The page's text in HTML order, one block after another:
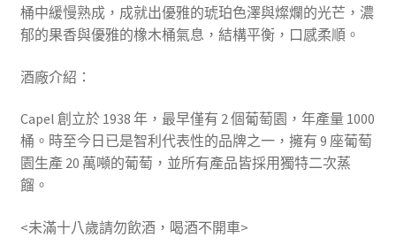
桶中緩慢熟成，成就出優雅的琥珀色澤與燦爛的光芒，濃
郁的果香與優雅的橡木桶氣息，結構平衡，口感柔順。
酒廠介紹：
Capel 創立於 1938 年，最早僅有 2 個葡萄園，年產量 1000
桶。時至今日已是智利代表性的品牌之一，擁有 9 座葡萄
園生產 20 萬噸的葡萄，並所有產品皆採用獨特二次蒸
餾。
<未滿十八歲請勿飲酒，喝酒不開車>